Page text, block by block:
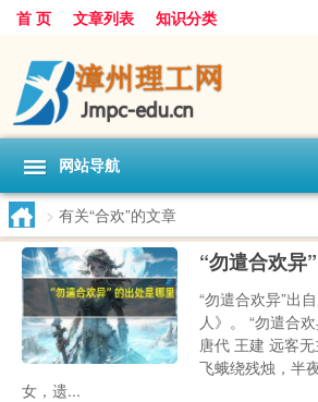
首 页 文章列表 知识分类
网站导航
> 有关“合欢”的文章
“勿遣合欢异
“勿遣合欢异”出
人》。 “勿遣合
唐代 王建 远客无
飞蛾绕残烛，半
女，遗...